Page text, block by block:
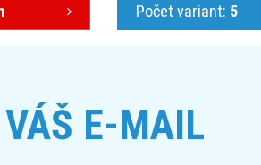
Počet variant: 5
E-MAIL